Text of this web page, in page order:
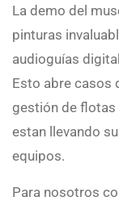
La demo del
pinturas
audioguías
Esto abre casos
gestión de flotas
estan llevando
equipos.
Para nosotros